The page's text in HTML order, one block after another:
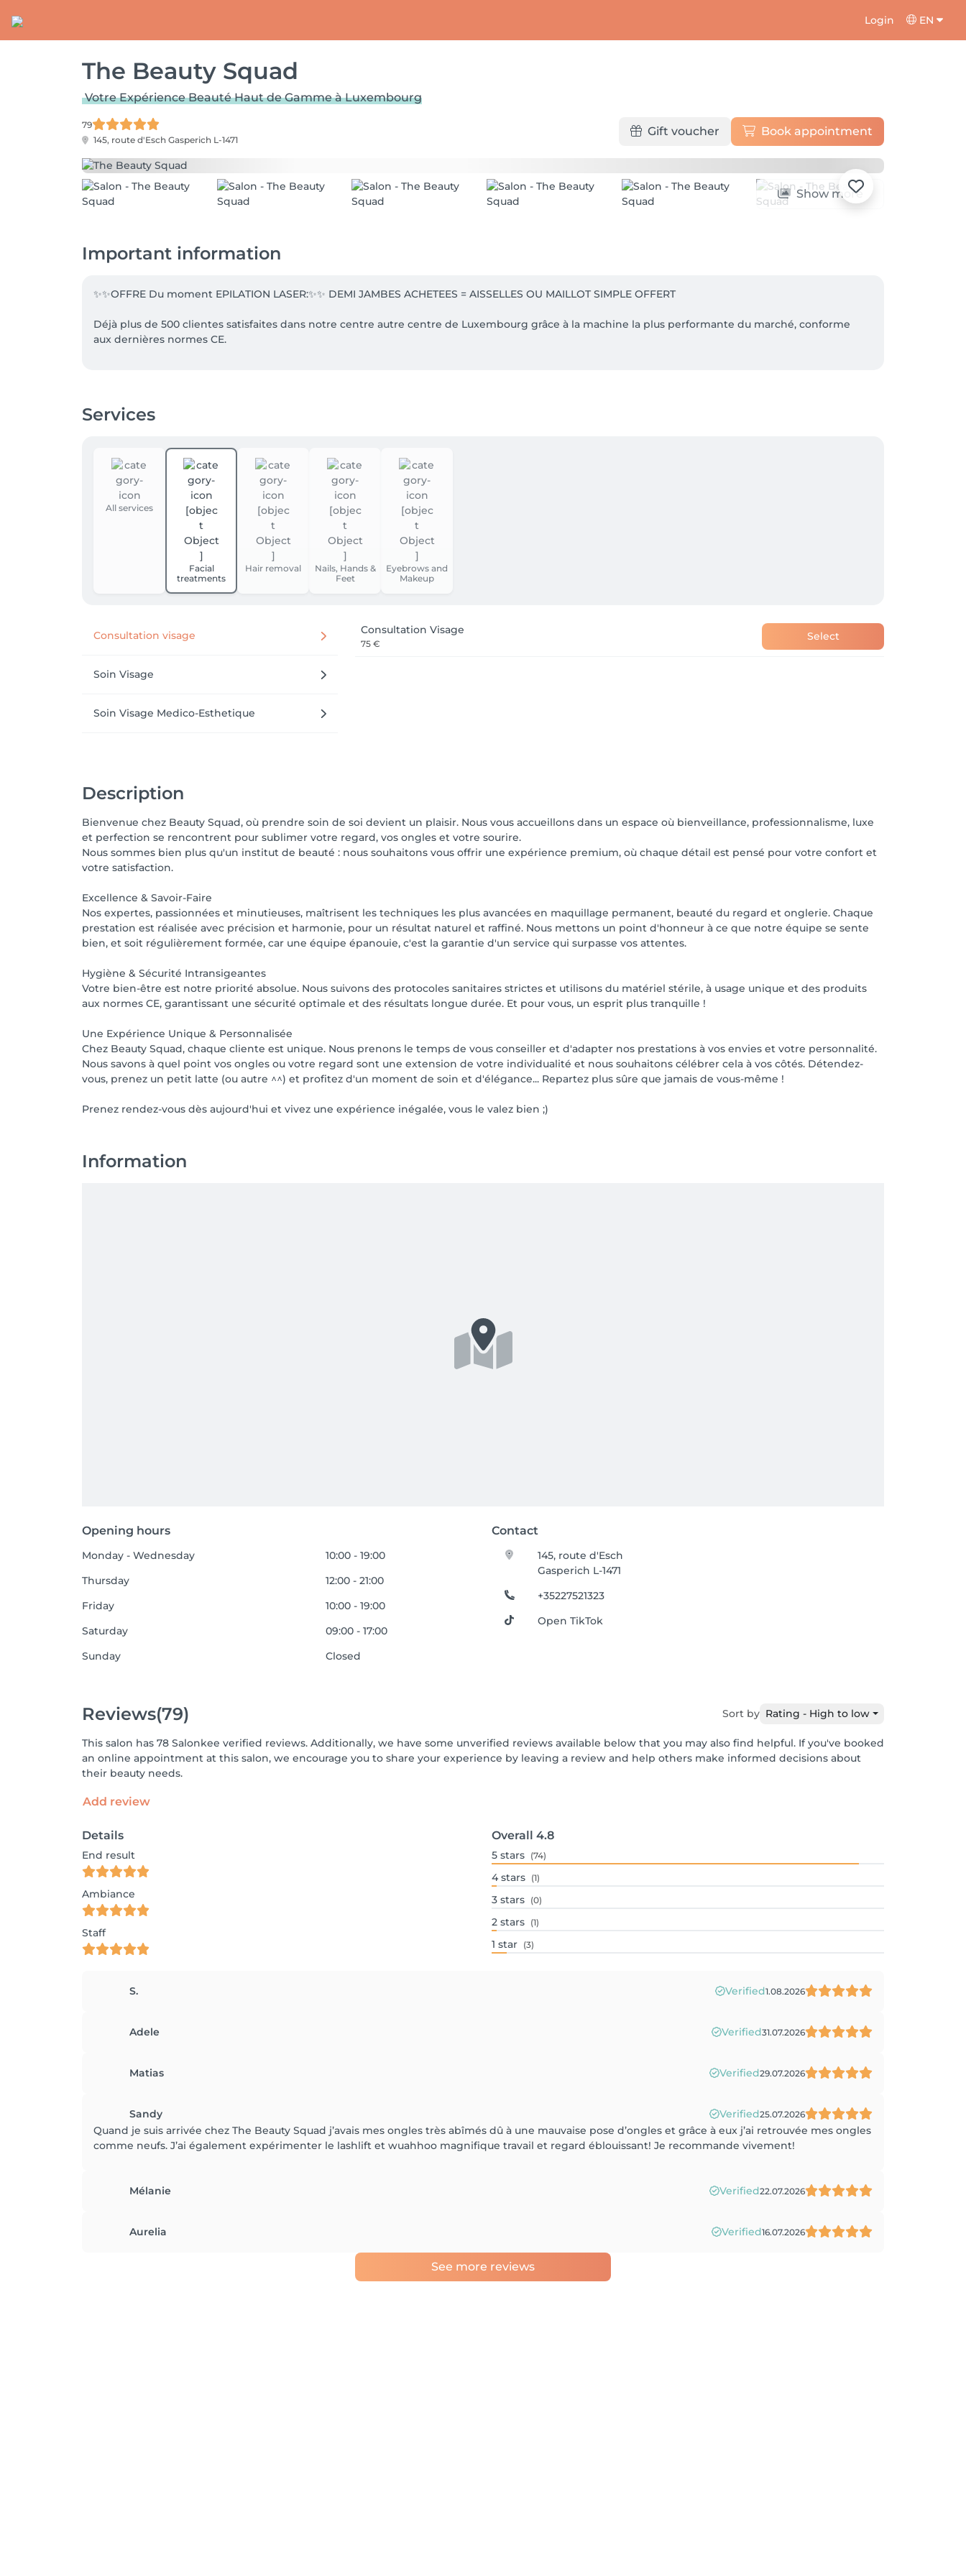
Login EN
The Beauty Squad
Votre Expérience Beauté Haut de Gamme à Luxembourg
79
145, route d'Esch Gasperich L-1471
Gift voucher Book appointment
Show more
Important information
✨️✨️OFFRE Du moment EPILATION LASER:✨️✨️ DEMI JAMBES ACHETEES = AISSELLES OU MAILLOT SIMPLE OFFERT
Déjà plus de 500 clientes satisfaites dans notre centre autre centre de Luxembourg grâce à la machine la plus performante du marché, conforme
aux dernières normes CE.
Services
All services
Facial
treatments
Hair removal
Nails, Hands &
Feet
Eyebrows and
Makeup
Consultation visage
Soin Visage
Soin Visage Medico-Esthetique
Consultation Visage
75 €
Select
Description
Bienvenue chez Beauty Squad, où prendre soin de soi devient un plaisir. Nous vous accueillons dans un espace où bienveillance, professionnalisme, luxe
et perfection se rencontrent pour sublimer votre regard, vos ongles et votre sourire.
Nous sommes bien plus qu'un institut de beauté : nous souhaitons vous offrir une expérience premium, où chaque détail est pensé pour votre confort et
votre satisfaction.
Excellence & Savoir-Faire
Nos expertes, passionnées et minutieuses, maîtrisent les techniques les plus avancées en maquillage permanent, beauté du regard et onglerie. Chaque
prestation est réalisée avec précision et harmonie, pour un résultat naturel et raffiné. Nous mettons un point d'honneur à ce que notre équipe se sente
bien, et soit régulièrement formée, car une équipe épanouie, c'est la garantie d'un service qui surpasse vos attentes.
Hygiène & Sécurité Intransigeantes
Votre bien-être est notre priorité absolue. Nous suivons des protocoles sanitaires strictes et utilisons du matériel stérile, à usage unique et des produits
aux normes CE, garantissant une sécurité optimale et des résultats longue durée. Et pour vous, un esprit plus tranquille !
Une Expérience Unique & Personnalisée
Chez Beauty Squad, chaque cliente est unique. Nous prenons le temps de vous conseiller et d'adapter nos prestations à vos envies et votre personnalité.
Nous savons à quel point vos ongles ou votre regard sont une extension de votre individualité et nous souhaitons célébrer cela à vos côtés. Détendez-
vous, prenez un petit latte (ou autre ^^) et profitez d'un moment de soin et d'élégance... Repartez plus sûre que jamais de vous-même !
Prenez rendez-vous dès aujourd'hui et vivez une expérience inégalée, vous le valez bien ;)
Information
Opening hours Contact
Monday - Wednesday
10:00 - 19:00
Thursday
12:00 - 21:00
Friday
10:00 - 19:00
Saturday
09:00 - 17:00
Sunday
Closed
145, route d'Esch
Gasperich L-1471
+35227521323
Open TikTok
Reviews(79) Sort by Rating - High to low
This salon has 78 Salonkee verified reviews. Additionally, we have some unverified reviews available below that you may also find helpful. If you've booked
an online appointment at this salon, we encourage you to share your experience by leaving a review and help others make informed decisions about
their beauty needs.
Add review
Details
End result
Ambiance
Staff
Overall 4.8
5 stars (74)
4 stars (1)
3 stars (0)
2 stars (1)
1 star (3)
S. Verified1.08.2026
Adele Verified31.07.2026
Matias Verified29.07.2026
Sandy Verified25.07.2026
Quand je suis arrivée chez The Beauty Squad j’avais mes ongles très abîmés dû à une mauvaise pose d’ongles et grâce à eux j’ai retrouvée mes ongles
comme neufs. J’ai également expérimenter le lashlift et wuahhoo magnifique travail et regard éblouissant! Je recommande vivement!
Mélanie Verified22.07.2026
Aurelia Verified16.07.2026
See more reviews